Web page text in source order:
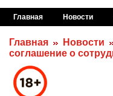
Главная Новости
Главная Новости
соглашение о